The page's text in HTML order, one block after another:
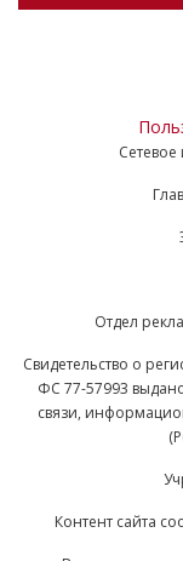
Отдел
Свидетельство о
ФС 77-57993
связи,
Контент сайта